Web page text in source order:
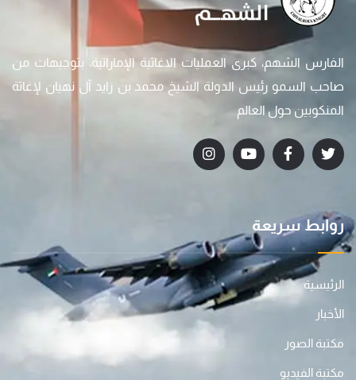
الفارس الشهم، كبرى العمليات الاغاثية الإماراتية، بتوجيهات من
صاحب السمو رئيس الدولة الشيخ محمد بن زايد آل نهيان لإغاثة
المنكوبين حول العالم
روابط سريعة
الرئيسية
الأخبار
مكتبة الصور
مكتبة الفيديو